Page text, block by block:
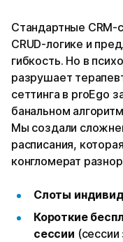
Стандартные CRM-
CRUD-логике и
гибкость. Но в
разрушает
сеттинга в proEgo
банальном
Мы создали
расписания,
конгломерат
Слоты
Короткие
сессии